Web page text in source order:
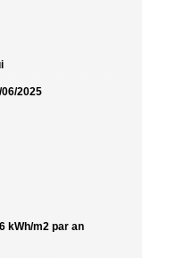
2025
kWh/m2 par an